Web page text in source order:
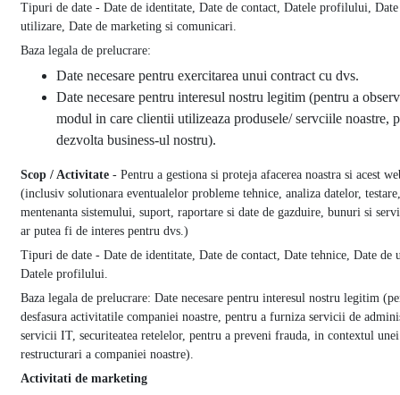
Tipuri de date - Date de identitate, Date de contact, Datele profilului, Date
utilizare, Date de marketing si comunicari.
Baza legala de prelucrare:
Date necesare pentru exercitarea unui contract cu dvs.
Date necesare pentru interesul nostru legitim (pentru a
modul in care clientii utilizeaza produsele/ servciile noastre,
dezvolta business-ul nostru).
Scop / Activitate - Pentru a gestiona si proteja afacerea noastra si acest
(inclusiv solutionara eventualelor probleme tehnice, analiza datelor, testare,
mentenanta sistemului, suport, raportare si date de gazduire, bunuri si
ar putea fi de interes pentru dvs.)
Tipuri de date - Date de identitate, Date de contact, Date tehnice, Date de
Datele profilului.
Baza legala de prelucrare: Date necesare pentru interesul nostru legitim
desfasura activitatile companiei noastre, pentru a furniza servicii de
servicii IT, securiteatea retelelor, pentru a preveni frauda, in contextul unei
restructurari a companiei noastre).
Activitati de marketing